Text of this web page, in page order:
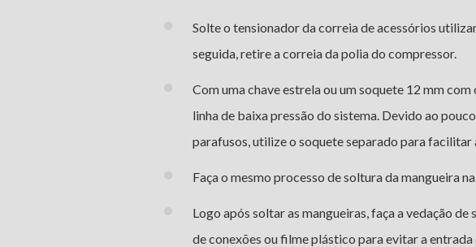
Solte o tensionador da correia de acessórios
seguida, retire a correia da polia do compressor.
Com uma chave estrela ou um soquete 12 mm
linha de baixa pressão do sistema. Devido ao
parafusos, utilize o soquete separado para facilitar
Faça o mesmo processo de soltura da mangueira
Logo após soltar as mangueiras, faça a vedação
de conexões ou filme plástico para evitar a